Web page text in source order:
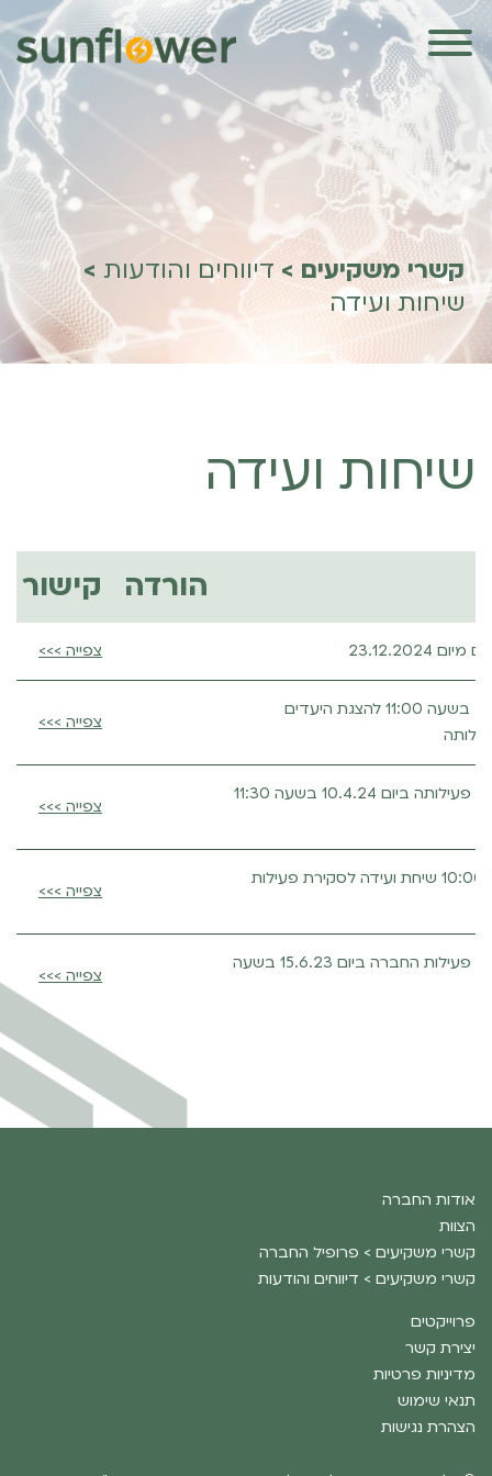
קשרי משקיעים > דיווחים והודעות >
שיחות ועידה
שיחות ועידה
קישור הורדה
צפייה >>>
צפייה >>>
שיחת ועידה ביום 23.12.24 בשעה 11:00 להצגת היעדים
צפייה >>>
תקיים שיחת ועידה לסקירת פעילותה ביום 10.4.24 בשעה 11:30
צפייה >>>
תקיים ב-10.4.24 בשעה 10:00 שיחת ועידה לסקירת פעילות
צפייה >>>
תקיים שיחת ועידה לסקירת פעילות החברה ביום 15.6.23 בשעה
פרוייקטים
יצירת קשר
מדיניות פרטיות
תנאי שימוש
הצהרת נגישות
אודות החברה
הצוות
קשרי משקיעים > פרופיל החברה
קשרי משקיעים > דיווחים והודעות